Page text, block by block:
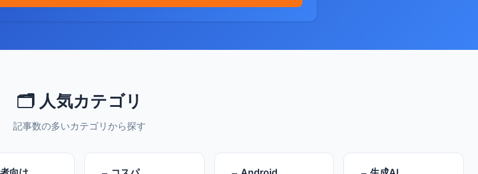
🗂️ 人気カテゴリ
記事数の多いカテゴリから探す